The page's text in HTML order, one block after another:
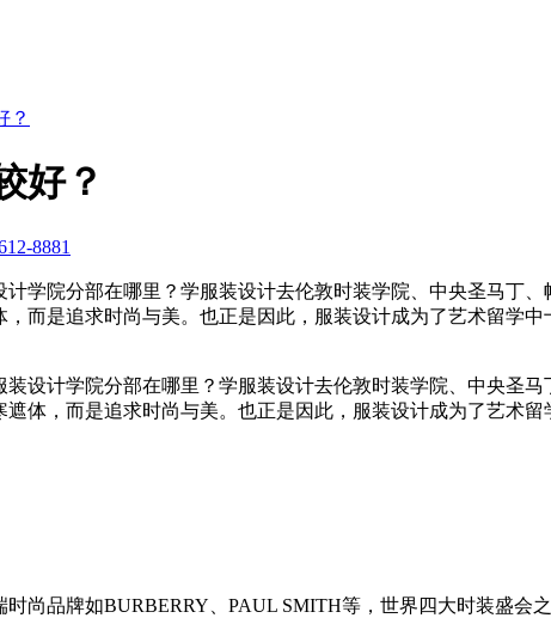
？
好？
8881
学院分部在哪里？学服装设计去伦敦时装学院、中央圣马丁
而是追求时尚与美。也正是因此，服装设计成为了艺术留学
计学院分部在哪里？学服装设计去伦敦时装学院、中央圣马
体，而是追求时尚与美。也正是因此，服装设计成为了艺术
品牌如BURBERRY、PAUL SMITH等，世界四大时装盛会